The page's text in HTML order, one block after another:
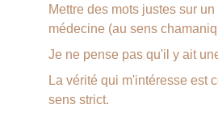
Mettre des mots justes sur
médecine (au sens
Je ne pense pas qu'il y ait
La vérité qui m'intéresse est
sens strict.